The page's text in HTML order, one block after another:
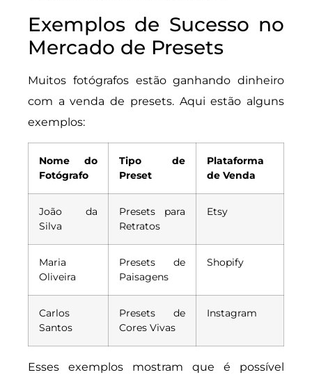
Exemplos de Sucesso no
Mercado de Presets
Muitos fotógrafos estão ganhando dinheiro
com a venda de presets. Aqui estão alguns
exemplos:
Nome do
Fotógrafo
Tipo de
Preset
Plataforma
de Venda
João da
Silva
Presets para
Retratos
Etsy
Maria
Oliveira
Presets de
Paisagens
Shopify
Carlos
Santos
Presets de
Cores Vivas
Instagram
Esses exemplos mostram que é possível